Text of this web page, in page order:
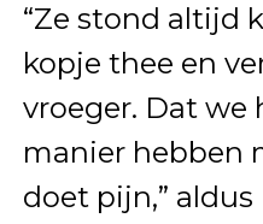
“Ze stond altijd
kopje thee en
vroeger. Dat we
manier hebben
doet pijn,”